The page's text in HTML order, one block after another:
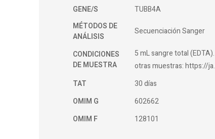
GENE/S
TUBB4A
MÉTODOS DE
ANÁLISIS
Secuenciación Sanger
CONDICIONES
DE MUESTRA
5 mL sangre total
otras muestras: https://
TAT
30 días
OMIM G
602662
OMIM F
128101